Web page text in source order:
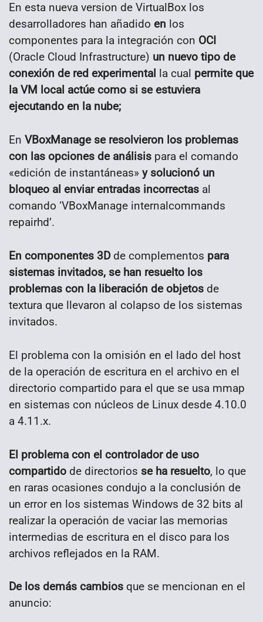
En esta nueva version de VirtualBox los
desarrolladores han añadido en los
componentes para la integración con OCI
(Oracle Cloud Infrastructure) un nuevo tipo de
conexión de red experimental la cual permite que
la VM local actúe como si se estuviera
ejecutando en la nube;
En VBoxManage se resolvieron los problemas
con las opciones de análisis para el comando
«edición de instantáneas» y solucionó un
bloqueo al enviar entradas incorrectas al
comando ‘VBoxManage internalcommands
repairhd’.
En componentes 3Dde complementos para
sistemas invitados, se han resuelto los
problemas con la liberación de objetos de
textura que llevaron al colapso de los sistemas
invitados.
El problema con la omisión en el lado del host
de la operación de escritura en el archivo en el
directorio compartido para el que se usa mmap
en sistemas con núcleos de Linux desde 4.10.0
a 4.11.x.
El problema con el controlador de uso
compartido de directorios se ha resuelto, lo que
en raras ocasiones condujo a la conclusión de
un error en los sistemas Windows de 32 bits al
realizar la operación de vaciar las memorias
intermedias de escritura en el disco para los
archivos reflejados en la RAM.
De los demás cambios que se mencionan en el
anuncio: